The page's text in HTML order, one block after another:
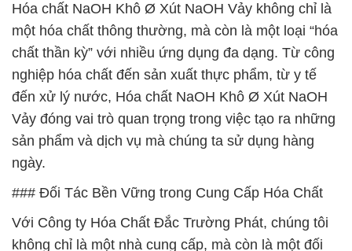
Hóa chất NaOH Khô Ø Xút NaOH Vảy không chỉ là
một hóa chất thông thường, mà còn là một loại “hóa
chất thần kỳ” với nhiều ứng dụng đa dạng. Từ công
nghiệp hóa chất đến sản xuất thực phẩm, từ y tế
đến xử lý nước, Hóa chất NaOH Khô Ø Xút NaOH
Vảy đóng vai trò quan trọng trong việc tạo ra những
sản phẩm và dịch vụ mà chúng ta sử dụng hàng
ngày.
### Đối Tác Bền Vững trong Cung Cấp Hóa Chất
Với Công ty Hóa Chất Đắc Trường Phát, chúng tôi
không chỉ là một nhà cung cấp, mà còn là một đối